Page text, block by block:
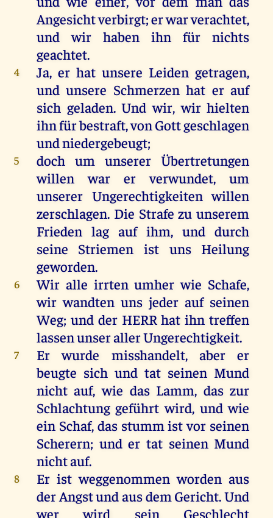
Angesichtverbirgt;erwarverachtet,
und
wir haben ihn für
nichts
geachtet.
4 Ja, er hat unsere Leiden getragen,
und unsere Schmerzen hat er auf
sich geladen.Und wir,wir hielten
ihnfürbestraft,vonGottgeschlagen
undniedergebeugt;
5 doch um unserer Übertretungen
willen
war er verwundet,um
unsererUngerechtigkeitenwillen
zerschlagen. Die Strafe zu unserem
Frieden lag auf ihm,und durch
seine
Striemen ist unsHeilung
geworden.
6 Wir alle irrtenumher wie Schafe,
wir wandten uns jeder auf seinen
Weg; und der HERR hat ihn treffen
lassenunserallerUngerechtigkeit.
7 Er wurde misshandelt, aber
er
beugte sich und tat seinen Mund
nicht auf,wie das Lamm, das zur
Schlachtung geführt wird, und wie
ein Schaf, dasstummist vor seinen
Scherern; und er tat seinen Mund
nichtauf.
8 Er ist weggenommen worden aus
derAngstundausdem Gericht.Und
wer
wird sein
Geschlecht